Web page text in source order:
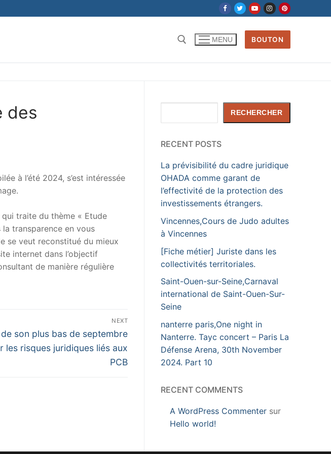
MENU BOUTON
des
à l’été 2024, s’est intéressée
traite du thème « Etude
transparence en vous
se veut reconstitué du mieux
internet dans l’objectif
de manière régulière
NEXT
son plus bas de septembre
les risques juridiques liés aux
PCB
RECHERCHER
RECENT POSTS
La prévisibilité du cadre juridique
OHADA comme garant de
l’effectivité de la protection des
investissements étrangers.
Vincennes,Cours de Judo adultes
à Vincennes
[Fiche métier] Juriste dans les
collectivités territoriales.
Saint-Ouen-sur-Seine,Carnaval
international de Saint-Ouen-Sur-
Seine
nanterre paris,One night in
Nanterre. Tayc concert – Paris La
Défense Arena, 30th November
2024. Part 10
RECENT COMMENTS
A WordPress Commenter sur
Hello world!